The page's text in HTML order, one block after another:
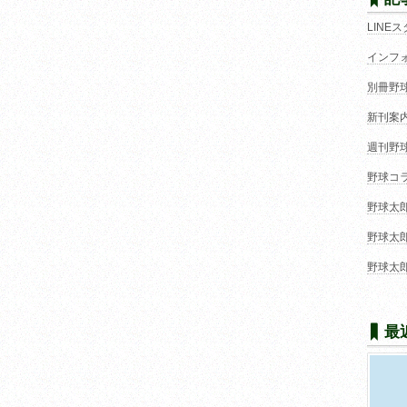
LINEス
インフ
別冊野
新刊案
週刊野
野球コ
野球太
野球太
野球太
最